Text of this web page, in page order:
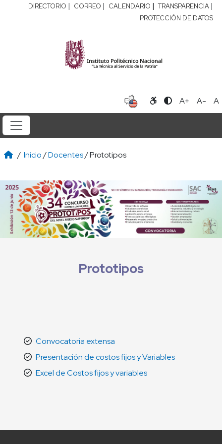
DIRECTORIO | CORREO | CALENDARIO | TRANSPARENCIA |
PROTECCIÓN DE DATOS
A+ A- A
/ Inicio/Docentes/ Prototipos
Prototipos
Convocatoria extensa
Presentación de costos fijos y Variables
Excel de Costos fijos y variables